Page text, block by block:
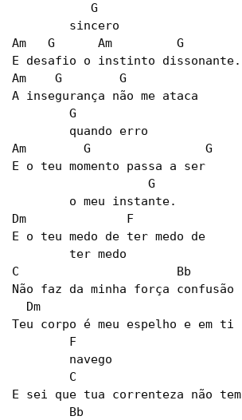
           G
        sincero
Am   G      Am         G
E desafio o instinto dissonante.
Am    G        G
A insegurança não me ataca
        G
        quando erro
Am        G                G
E o teu momento passa a ser
                   G
        o meu instante.
Dm              F
E o teu medo de ter medo de
        ter medo
C                      Bb
Não faz da minha força confusão
  Dm
Teu corpo é meu espelho e em ti
        F
        navego
        C
E sei que tua correnteza não tem
        Bb